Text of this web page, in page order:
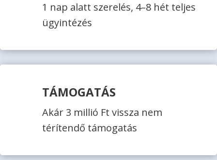
1 nap alatt szerelés, 4–8 hét teljes
ügyintézés
TÁMOGATÁS
Akár 3 millió Ft vissza nem
térítendő támogatás